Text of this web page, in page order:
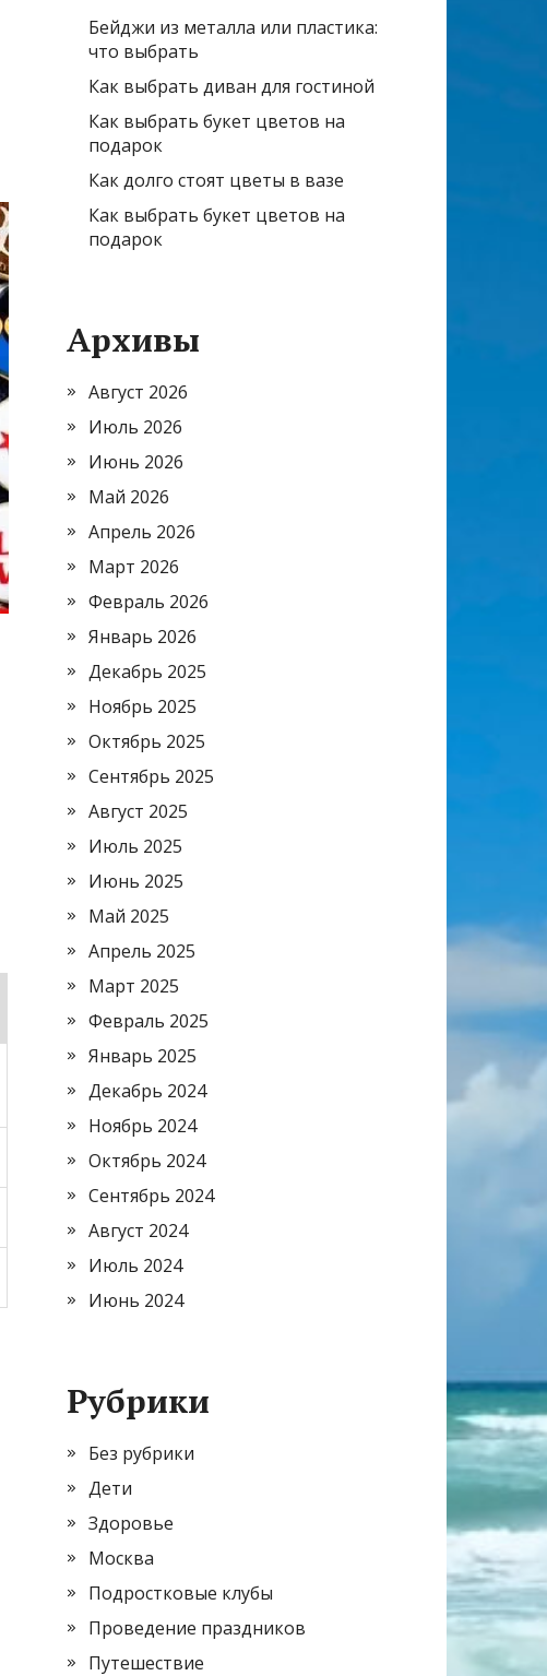
Бейджи из металла или пластика:
что выбрать
Как выбрать диван для гостиной
Как выбрать букет цветов на
подарок
Как долго стоят цветы в вазе
Как выбрать букет цветов на
подарок
Архивы
Август 2026
Июль 2026
Июнь 2026
Май 2026
Апрель 2026
Март 2026
Февраль 2026
Январь 2026
Декабрь 2025
Ноябрь 2025
Октябрь 2025
Сентябрь 2025
Август 2025
Июль 2025
Июнь 2025
Май 2025
Апрель 2025
Март 2025
Февраль 2025
Январь 2025
Декабрь 2024
Ноябрь 2024
Октябрь 2024
Сентябрь 2024
Август 2024
Июль 2024
Июнь 2024
Рубрики
Без рубрики
Дети
Здоровье
Москва
Подростковые клубы
Проведение праздников
Путешествие